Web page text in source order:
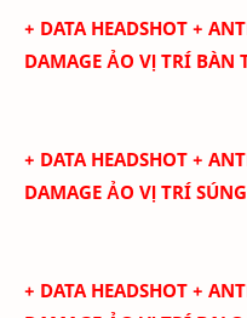
+ DATA HEADSHOT +
DAMAGE ẢO VỊ TRÍ BÀN
+ DATA HEADSHOT +
DAMAGE ẢO VỊ TRÍ SÚNG
+ DATA HEADSHOT +